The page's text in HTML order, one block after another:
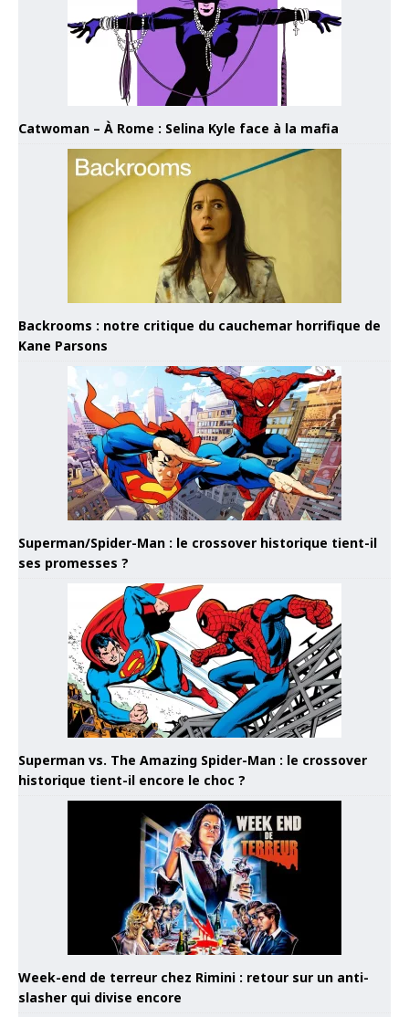
Catwoman – À Rome : Selina Kyle face à la mafia
Backrooms : notre critique du cauchemar horrifique de
Kane Parsons
Superman/Spider-Man : le crossover historique tient-il
ses promesses ?
Superman vs. The Amazing Spider-Man : le crossover
historique tient-il encore le choc ?
Week-end de terreur chez Rimini : retour sur un anti-
slasher qui divise encore